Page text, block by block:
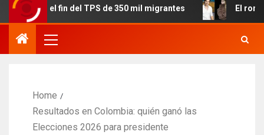
de 350 mil migrantes El romance menos
Home
Resultados en Colombia: quién ganó las
Elecciones 2026 para presidente